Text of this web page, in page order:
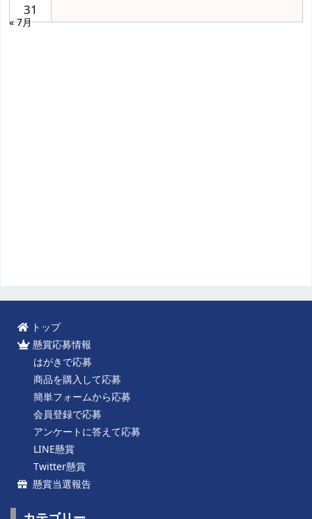
31
« 7月
トップ
懸賞応募情報
はがきで応募
商品を購入して応募
簡単フォームから応募
会員登録で応募
アンケートに答えて応募
LINE懸賞
Twitter懸賞
懸賞当選報告